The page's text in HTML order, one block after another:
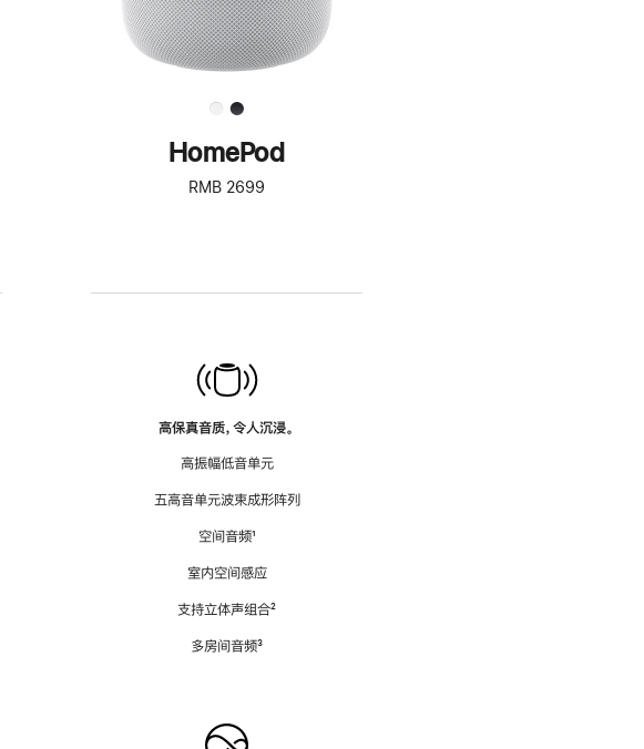
HomePod
RMB 2699
高保真音质，令人沉浸。
高振幅低音单元
五高音单元波束成形阵列
空间音频脚
¹
室内空间感应
支持立体声组合脚
²
多房间音频脚
³